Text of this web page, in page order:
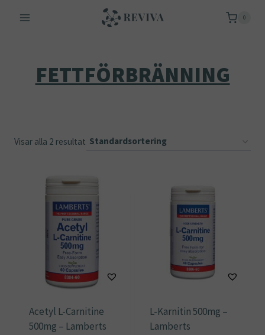
0
FETTFÖRBRÄNNING
Visar alla 2 resultat
Acetyl L-Carnitine
500mg – Lamberts
L-Karnitin 500mg –
Lamberts